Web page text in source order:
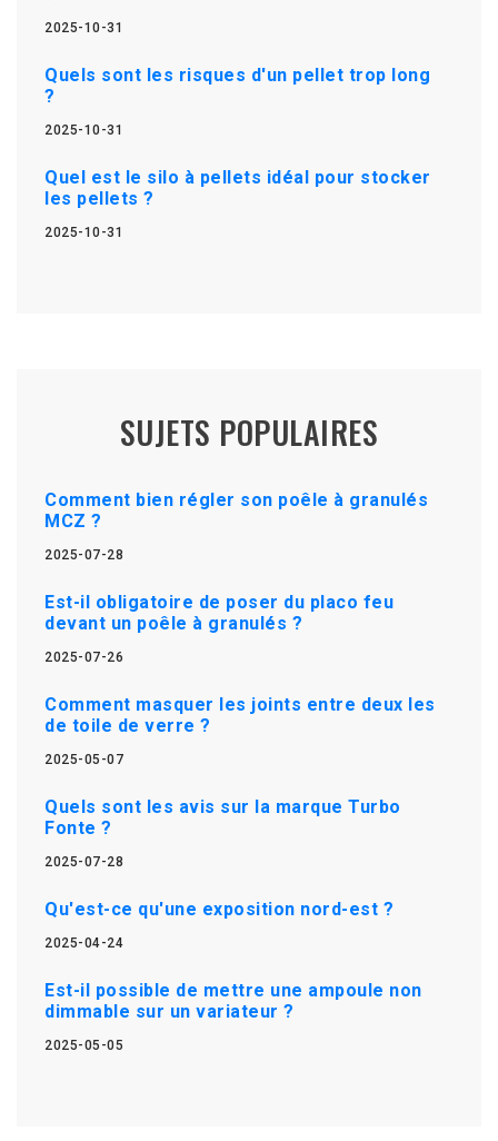
2025-10-31
Quels sont les risques d'un pellet trop long
?
2025-10-31
Quel est le silo à pellets idéal pour stocker
les pellets ?
2025-10-31
SUJETS POPULAIRES
Comment bien régler son poêle à granulés
MCZ ?
2025-07-28
Est-il obligatoire de poser du placo feu
devant un poêle à granulés ?
2025-07-26
Comment masquer les joints entre deux les
de toile de verre ?
2025-05-07
Quels sont les avis sur la marque Turbo
Fonte ?
2025-07-28
Qu'est-ce qu'une exposition nord-est ?
2025-04-24
Est-il possible de mettre une ampoule non
dimmable sur un variateur ?
2025-05-05